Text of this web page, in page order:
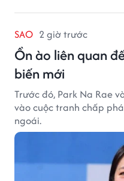
SAO 2 giờ trước
Ồn ào liên quan
biến mới
Trước đó, Park Na Rae
vào cuộc tranh chấp
ngoái.